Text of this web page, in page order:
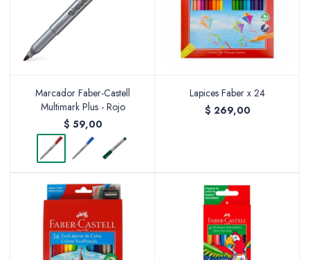
Marcador Faber-Castell
Multimark Plus - Rojo
$ 59,00
Lapices Faber x 24
$ 269,00